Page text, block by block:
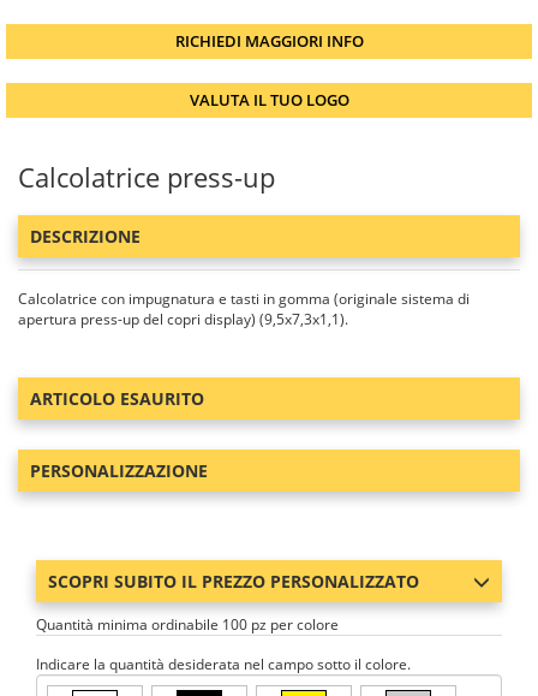
RICHIEDI MAGGIORI INFO
VALUTA IL TUO LOGO
Calcolatrice press-up
DESCRIZIONE
Calcolatrice con impugnatura e tasti in gomma (originale sistema di
apertura press-up del copri display) (9,5x7,3x1,1).
ARTICOLO ESAURITO
PERSONALIZZAZIONE
SCOPRI SUBITO IL PREZZO PERSONALIZZATO
Quantità minima ordinabile 100 pz per colore
Indicare la quantità desiderata nel campo sotto il colore.